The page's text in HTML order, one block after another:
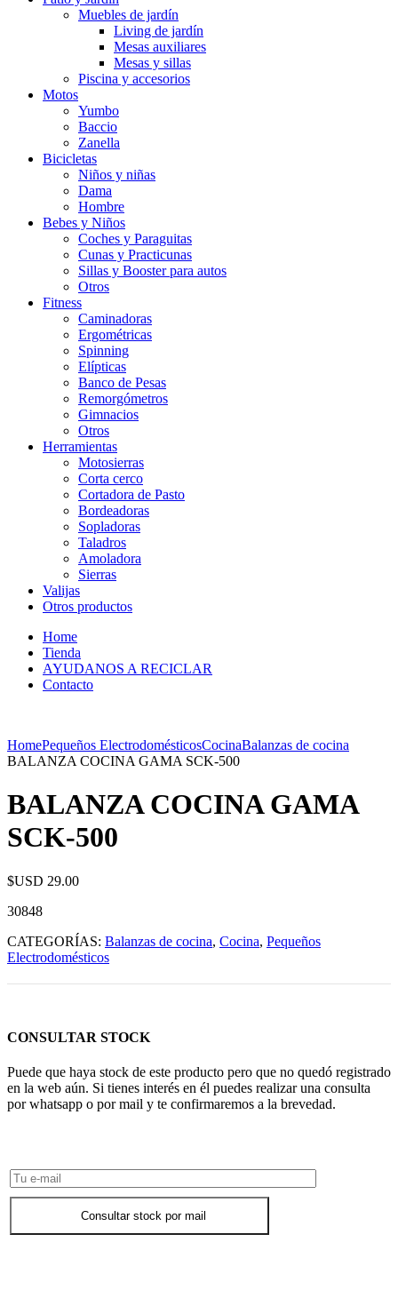
Muebles de jardín
Living de jardín
Mesas auxiliares
Mesas y sillas
Piscina y accesorios
Motos
Yumbo
Baccio
Zanella
Bicicletas
Niños y niñas
Dama
Hombre
Bebes y Niños
Coches y Paraguitas
Cunas y Practicunas
Sillas y Booster para autos
Otros
Fitness
Caminadoras
Ergométricas
Spinning
Elípticas
Banco de Pesas
Remorgómetros
Gimnacios
Otros
Herramientas
Motosierras
Corta cerco
Cortadora de Pasto
Bordeadoras
Sopladoras
Taladros
Amoladora
Sierras
Valijas
Otros productos
Home
Tienda
AYUDANOS A RECICLAR
Contacto
HomePequeños ElectrodomésticosCocinaBalanzas de cocina
BALANZA COCINA GAMA SCK-500
BALANZA COCINA GAMA
SCK-500
$USD 29.00
30848
CATEGORÍAS: Balanzas de cocina, Cocina, Pequeños
Electrodomésticos
CONSULTAR STOCK
Puede que haya stock de este producto pero que no quedó registrado
en la web aún. Si tienes interés en él puedes realizar una consulta
por whatsapp o por mail y te confirmaremos a la brevedad.
Consultar stock por mail